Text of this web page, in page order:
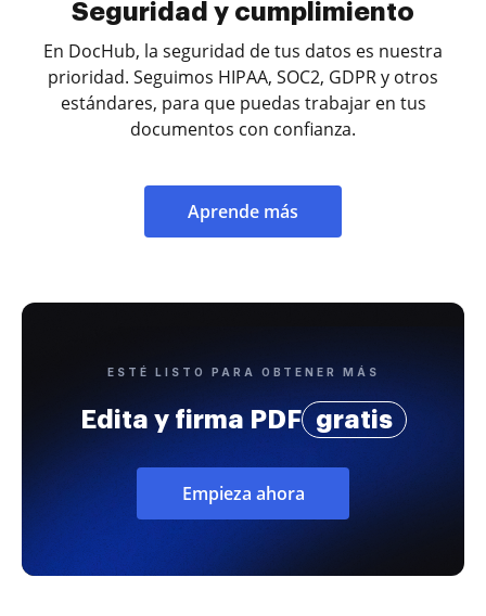
Seguridad y cumplimiento
En DocHub, la seguridad de tus datos es nuestra
prioridad. Seguimos HIPAA, SOC2, GDPR y otros
estándares, para que puedas trabajar en tus
documentos con confianza.
Aprende más
ESTÉ LISTO PARA OBTENER MÁS
Edita y firma PDF gratis
Empieza ahora